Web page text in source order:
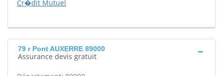
Cr�dit Mutuel
79 r Pont AUXERRE 89000
Assurance devis gratuit